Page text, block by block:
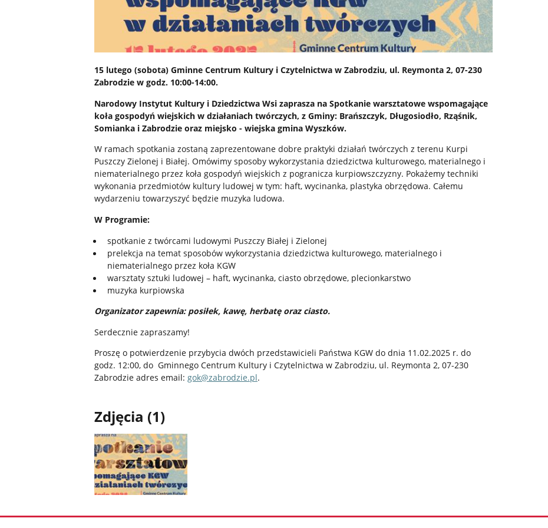
15 lutego (sobota) Gminne Centrum Kultury i Czytelnictwa w Zabrodziu, ul. Reymonta 2, 07-230
Zabrodzie w godz. 10:00-14:00.
Narodowy Instytut Kultury i Dziedzictwa Wsi zaprasza na Spotkanie warsztatowe wspomagające
koła gospodyń wiejskich w działaniach twórczych, z Gminy: Brańszczyk, Długosiodło, Rząśnik,
Somianka i Zabrodzie oraz miejsko - wiejska gmina Wyszków.
W ramach spotkania zostaną zaprezentowane dobre praktyki działań twórczych z terenu Kurpi
Puszczy Zielonej i Białej. Omówimy sposoby wykorzystania dziedzictwa kulturowego, materialnego i
niematerialnego przez koła gospodyń wiejskich z pogranicza kurpiowszczyzny. Pokażemy techniki
wykonania przedmiotów kultury ludowej w tym: haft, wycinanka, plastyka obrzędowa. Całemu
wydarzeniu towarzyszyć będzie muzyka ludowa.
W Programie:
spotkanie z twórcami ludowymi Puszczy Białej i Zielonej
prelekcja na temat sposobów wykorzystania dziedzictwa kulturowego, materialnego i
niematerialnego przez koła KGW
warsztaty sztuki ludowej – haft, wycinanka, ciasto obrzędowe, plecionkarstwo
muzyka kurpiowska
Organizator zapewnia: posiłek, kawę, herbatę oraz ciasto.
Serdecznie zapraszamy!
Proszę o potwierdzenie przybycia dwóch przedstawicieli Państwa KGW do dnia 11.02.2025 r. do
godz. 12:00, do Gminnego Centrum Kultury i Czytelnictwa w Zabrodziu, ul. Reymonta 2, 07-230
Zabrodzie adres email: gok@zabrodzie.pl.
Zdjęcia (1)
zdjęcie